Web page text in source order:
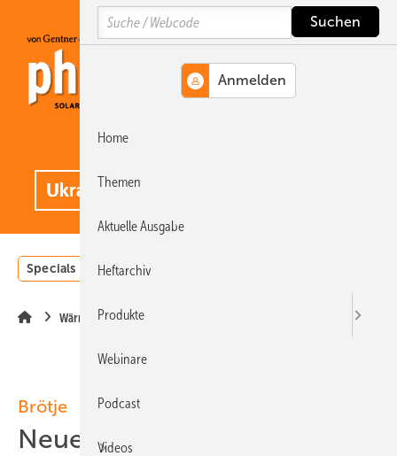
Hauptinhalt
Hauptmenü
SiteSearch
Specials Einstrahlungsatlas
Wärme
Brötje
Neue Monoblock-
Search
Home
Themen
Aktuelle Ausgabe
Heftarchiv
Produkte
Webinare
Podcast
Videos